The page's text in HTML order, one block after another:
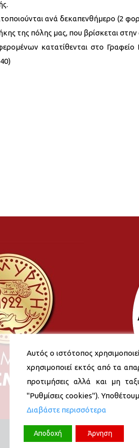
ανά δεκαπενθήμερο (2
της πόλης μας, που βρίσκεται στην
κατατίθενται στο
Αυτός ο ιστότοπος
χρησιμοποιεί εκτός από τα
προτιμήσεις αλλά και μη
"Ρυθμίσεις cookies").
Διαβάστε περισσότερα
Αποδοχή Άρνηση